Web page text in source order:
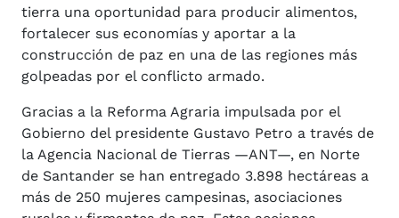
tierra una oportunidad para producir alimentos,
fortalecer sus economías y aportar a la
construcción de paz en una de las regiones más
golpeadas por el conflicto armado.
Gracias a la Reforma Agraria impulsada por el
Gobierno del presidente Gustavo Petro a través de
la Agencia Nacional de Tierras —ANT—, en Norte
de Santander se han entregado 3.898 hectáreas a
más de 250 mujeres campesinas, asociaciones